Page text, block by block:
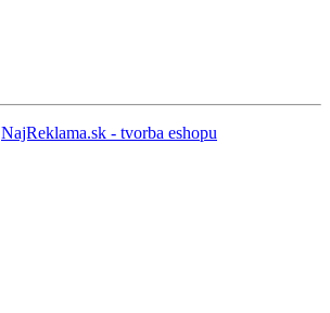
NajReklama.sk - tvorba eshopu